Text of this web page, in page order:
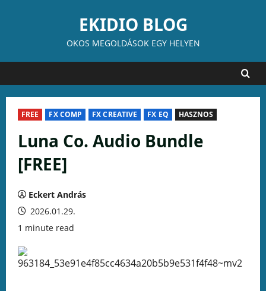
EKIDIO BLOG
OKOS MEGOLDÁSOK EGY HELYEN
FREE FX COMP FX CREATIVE FX EQ HASZNOS
Luna Co. Audio Bundle
[FREE]
Eckert András
2026.01.29.
1 minute read